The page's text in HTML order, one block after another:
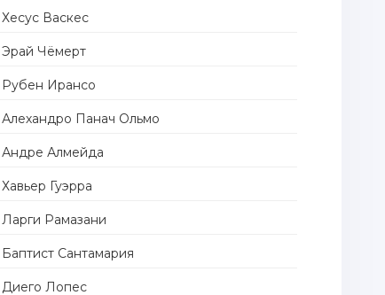
Хесус Васкес
Эрай Чёмерт
Рубен Ирансо
Алехандро Панач Ольмо
Андре Алмейда
Хавьер Гуэрра
Ларги Рамазани
Баптист Сантамария
Диего Лопес